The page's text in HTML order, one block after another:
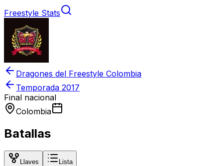
Freestyle Stats
Dragones del Freestyle Colombia
Temporada 2017
Final nacional
Colombia
Batallas
Llaves Lista